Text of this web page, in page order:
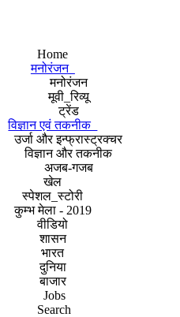
Home
मनोरंजन
मनोरंजन
मूवी_रिव्यू
ट्रेंड
विज्ञान एवं तकनीक
उर्जा और इन्फ्रास्ट्रक्चर
विज्ञान और तकनीक
अजब-गजब
खेल
स्पेशल_स्टोरी
कुम्भ मेला - 2019
वीडियो
शासन
भारत
दुनिया
बाजार
Jobs
Search